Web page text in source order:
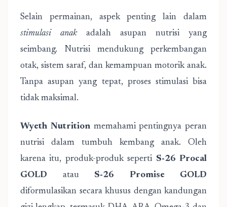
Selain permainan, aspek penting lain dalam
stimulasi anakadalah asupan nutrisi yang
seimbang. Nutrisi mendukung perkembangan
otak, sistem saraf, dan kemampuan motorik anak.
Tanpa asupan yang tepat, proses stimulasi bisa
tidak maksimal.
Wyeth Nutritionmemahami pentingnya peran
nutrisi dalam tumbuh kembang anak. Oleh
karena itu, produk-produk seperti S-26 Procal
GOLD atau S-26 Promise GOLD
diformulasikan secara khusus dengan kandungan